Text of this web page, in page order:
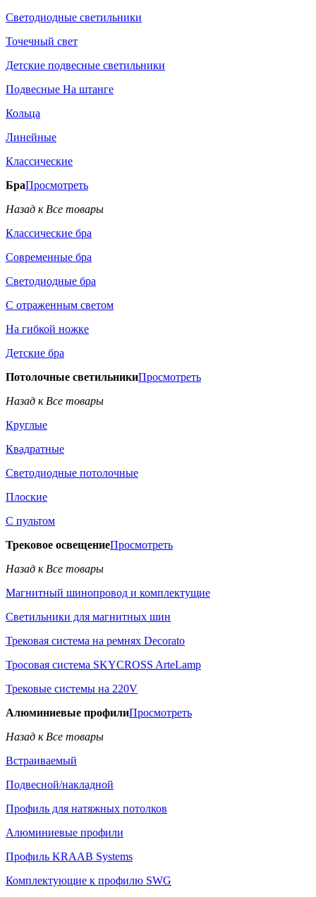
Светодиодные светильники
Точечный свет
Детские подвесные светильники
Подвесные На штанге
Кольца
Линейные
Классические
БраПросмотреть
Назад к Все товары
Классические бра
Современные бра
Светодиодные бра
С отраженным светом
На гибкой ножке
Детские бра
Потолочные светильникиПросмотреть
Назад к Все товары
Круглые
Квадратные
Светодиодные потолочные
Плоские
С пультом
Трековое освещениеПросмотреть
Назад к Все товары
Магнитный шинопровод и комплектущие
Светильники для магнитных шин
Трековая система на ремнях Decorato
Тросовая система SKYCROSS ArteLamp
Трековые системы на 220V
Алюминиевые профилиПросмотреть
Назад к Все товары
Встраиваемый
Подвесной/накладной
Профиль для натяжных потолков
Алюминиевые профили
Профиль KRAAB Systems
Комплектующие к профилю SWG